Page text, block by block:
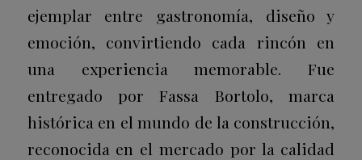
ejemplar entre gastronomía, diseño y
emoción, convirtiendo cada rincón en
una experiencia memorable. Fue
entregado por Fassa Bortolo, marca
histórica en el mundo de la construcción,
reconocida en el mercado por la calidad